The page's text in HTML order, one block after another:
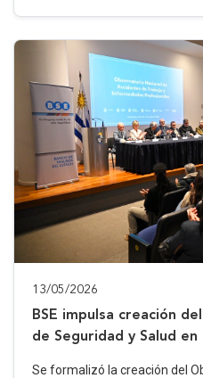
13/05/2026
BSE impulsa creación
de Seguridad y Salud
Se formalizó la creación del